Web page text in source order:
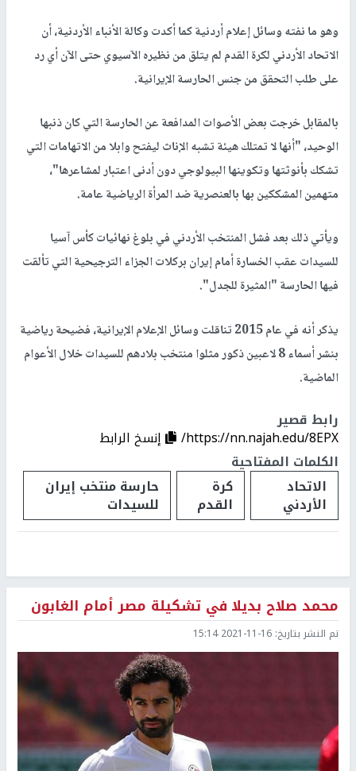
وهو ما نفته وسائل إعلام أردنية كما أكدت وكالة الأنباء الأردنية، أن
الاتحاد الأردني لكرة القدم لم يتلق من نظيره الآسيوي حتى الآن أي رد
على طلب التحقق من جنس الحارسة الإيرانية.
بالمقابل خرجت بعض الأصوات المدافعة عن الحارسة التي كان ذنبها
الوحيد، "أنها لا تمتلك هيئة تشبه الإناث ليفتح وابلا من الاتهامات التي
تشكك بأنوثتها وتكوينها البيولوجي دون أدنى اعتبار لمشاعرها"،
متهمين المشككين بها بالعنصرية ضد المرأة الرياضية عامة.
ويأتي ذلك بعد فشل المنتخب الأردني في بلوغ نهائيات كأس آسيا
للسيدات عقب الخسارة أمام إيران بركلات الجزاء الترجيحية التي تألقت
فيها الحارسة "المثيرة للجدل".
يذكر أنه في عام 2015 تناقلت وسائل الإعلام الإيرانية، فضيحة رياضية
بنشر أسماء 8 لاعبين ذكور مثلوا منتخب بلادهم للسيدات خلال الأعوام
الماضية.
رابط قصير
https://nn.najah.edu/8EPX/
إنسخ الرابط
الكلمات المفتاحية
الاتحاد
الأردني
كرة
القدم
حارسة منتخب إيران
للسيدات
محمد صلاح بديلا في تشكيلة مصر أمام الغابون
تم النشر بتاريخ: 2021-11-16 15:14